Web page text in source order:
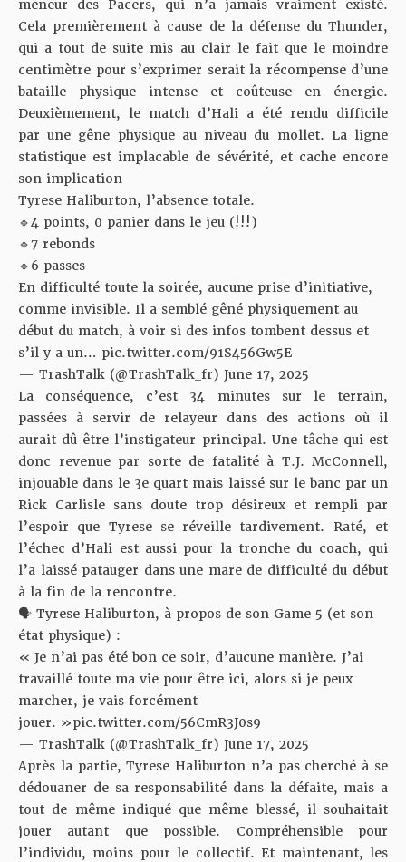
meneur des Pacers, qui n’a jamais vraiment existé.
Cela premièrement à cause de la défense du Thunder,
qui a tout de suite mis au clair le fait que le moindre
centimètre pour s’exprimer serait la récompense d’une
bataille physique intense et coûteuse en énergie.
Deuxièmement, le match d’Hali a été rendu difficile
par une gêne physique au niveau du mollet. La ligne
statistique est implacable de sévérité, et cache encore
son implication
Tyrese Haliburton, l’absence totale.
🔹4 points, 0 panier dans le jeu (!!!)
🔹7 rebonds
🔹6 passes
En difficulté toute la soirée, aucune prise d’initiative,
comme invisible. Il a semblé gêné physiquement au
début du match, à voir si des infos tombent dessus et
s’il y a un… pic.twitter.com/91S456Gw5E
— TrashTalk (@TrashTalk_fr) June 17, 2025
La conséquence, c’est 34 minutes sur le terrain,
passées à servir de relayeur dans des actions où il
aurait dû être l’instigateur principal. Une tâche qui est
donc revenue par sorte de fatalité à T.J. McConnell,
injouable dans le 3e quart mais laissé sur le banc par un
Rick Carlisle sans doute trop désireux et rempli par
l’espoir que Tyrese se réveille tardivement. Raté, et
l’échec d’Hali est aussi pour la tronche du coach, qui
l’a laissé patauger dans une mare de difficulté du début
à la fin de la rencontre.
🗣️ Tyrese Haliburton, à propos de son Game 5 (et son
état physique) :
« Je n’ai pas été bon ce soir, d’aucune manière. J’ai
travaillé toute ma vie pour être ici, alors si je peux
marcher, je vais forcément
jouer. »pic.twitter.com/56CmR3J0s9
— TrashTalk (@TrashTalk_fr) June 17, 2025
Après la partie, Tyrese Haliburton n’a pas cherché à se
dédouaner de sa responsabilité dans la défaite, mais a
tout de même indiqué que même blessé, il souhaitait
jouer autant que possible. Compréhensible pour
l’individu, moins pour le collectif. Et maintenant, les